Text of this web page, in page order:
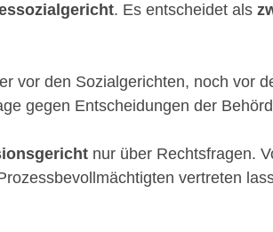
. Es entscheidet als
vor den Sozialgerichten, noch vor
gegen Entscheidungen der
nur über Rechtsfragen.
vertreten